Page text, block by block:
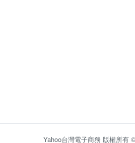
Yahoo台灣電子商務 版權所有